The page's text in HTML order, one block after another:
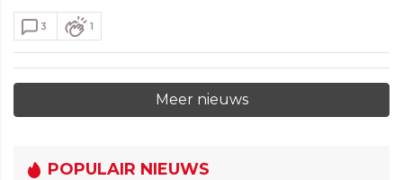
3 1
Meer nieuws
POPULAIR NIEUWS